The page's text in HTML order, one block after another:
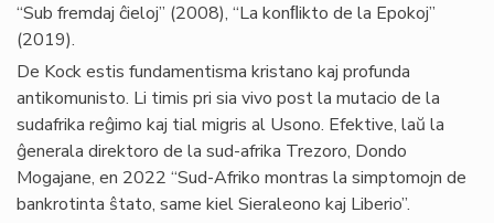
“Sub fremdaj ĉieloj” (2008), “La konﬂikto de la Epokoj”
(2019).
De Kock estis fundamentisma kristano kaj profunda
antikomunisto. Li timis pri sia vivo post la mutacio de la
sudafrika reĝimo kaj tial migris al Usono. Efektive, laŭ la
ĝenerala direktoro de la sud-afrika Trezoro, Dondo
Mogajane, en 2022 “Sud-Afriko montras la simptomojn de
bankrotinta ŝtato, same kiel Sieraleono kaj Liberio”.